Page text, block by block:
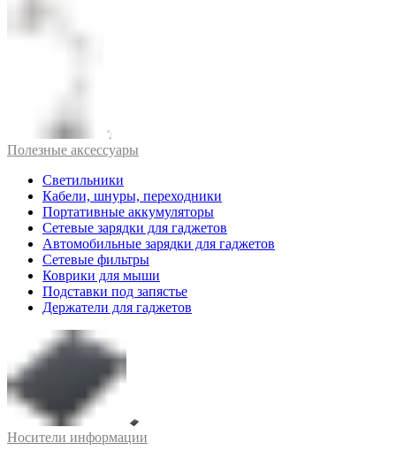
Полезные аксессуары
Светильники
Кабели, шнуры, переходники
Портативные аккумуляторы
Сетевые зарядки для гаджетов
Автомобильные зарядки для гаджетов
Сетевые фильтры
Коврики для мыши
Подставки под запястье
Держатели для гаджетов
Носители информации